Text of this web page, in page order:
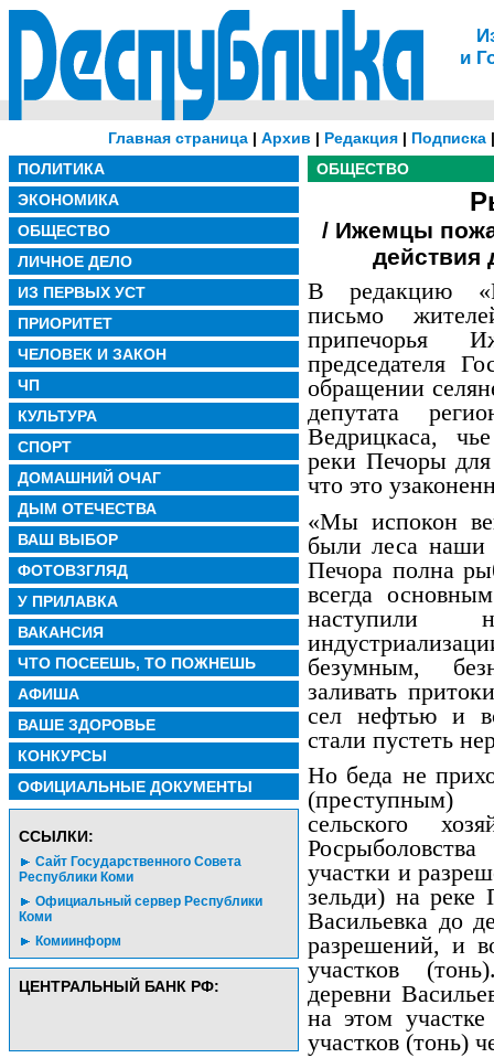
и
Главная страница | Архив | Редакция | Подписка
ПОЛИТИКА
ЭКОНОМИКА
ОБЩЕСТВО
ЛИЧНОЕ ДЕЛО
ИЗ ПЕРВЫХ УСТ
ПРИОРИТЕТ
ЧЕЛОВЕК И ЗАКОН
ЧП
КУЛЬТУРА
СПОРТ
ДОМАШНИЙ ОЧАГ
ДЫМ ОТЕЧЕСТВА
ВАШ ВЫБОР
ФОТОВЗГЛЯД
У ПРИЛАВКА
ВАКАНСИЯ
ЧТО ПОСЕЕШЬ, ТО ПОЖНЕШЬ
АФИША
ВАШЕ ЗДОРОВЬЕ
КОНКУРСЫ
ОФИЦИАЛЬНЫЕ ДОКУМЕНТЫ
CСЫЛКИ:
Сайт Государственного Совета
Республики Коми
Официальный сервер Республики
Коми
Комиинформ
ЦЕНТРАЛЬНЫЙ БАНК РФ:
ОБЩЕСТВО
/ Ижемцы
действия
В редакцию
письмо
припечорья
председателя
обращении
депутата
Ведрицкаса,
реки Печоры
что это
«Мы испокон
были леса наши
Печора полна
всегда
наступили
безумным,
заливать
сел нефтью и
стали пустеть
Но беда не
(преступным)
сельского
участки и
зельди) на реке
Васильевка до
разрешений, и
участков
деревни
на этом
участков (тонь)